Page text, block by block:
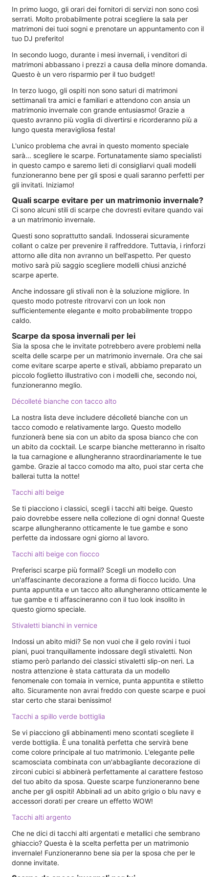
In primo luogo, gli orari dei fornitori di servizi non sono così
serrati. Molto probabilmente potrai scegliere la sala per
matrimoni dei tuoi sogni e prenotare un appuntamento con il
tuo DJ preferito!
In secondo luogo, durante i mesi invernali, i venditori di
matrimoni abbassano i prezzi a causa della minore domanda.
Questo è un vero risparmio per il tuo budget!
In terzo luogo, gli ospiti non sono saturi di matrimoni
settimanali tra amici e familiari e attendono con ansia un
matrimonio invernale con grande entusiasmo! Grazie a
questo avranno più voglia di divertirsi e ricorderanno più a
lungo questa meravigliosa festa!
L'unico problema che avrai in questo momento speciale
sarà... scegliere le scarpe. Fortunatamente siamo specialisti
in questo campo e saremo lieti di consigliarvi quali modelli
funzioneranno bene per gli sposi e quali saranno perfetti per
gli invitati. Iniziamo!
Quali scarpe evitare per un matrimonio invernale?
Ci sono alcuni stili di scarpe che dovresti evitare quando vai
a un matrimonio invernale.
Questi sono soprattutto sandali. Indosserai sicuramente
collant o calze per prevenire il raffreddore. Tuttavia, i rinforzi
attorno alle dita non avranno un bell'aspetto. Per questo
motivo sarà più saggio scegliere modelli chiusi anziché
scarpe aperte.
Anche indossare gli stivali non è la soluzione migliore. In
questo modo potreste ritrovarvi con un look non
sufficientemente elegante e molto probabilmente troppo
caldo.
Scarpe da sposa invernali per lei
Sia la sposa che le invitate potrebbero avere problemi nella
scelta delle scarpe per un matrimonio invernale. Ora che sai
come evitare scarpe aperte e stivali, abbiamo preparato un
piccolo foglietto illustrativo con i modelli che, secondo noi,
funzioneranno meglio.
Décolleté bianche con tacco alto
La nostra lista deve includere décolleté bianche con un
tacco comodo e relativamente largo. Questo modello
funzionerà bene sia con un abito da sposa bianco che con
un abito da cocktail. Le scarpe bianche metteranno in risalto
la tua carnagione e allungheranno straordinariamente le tue
gambe. Grazie al tacco comodo ma alto, puoi star certa che
ballerai tutta la notte!
Tacchi alti beige
Se ti piacciono i classici, scegli i tacchi alti beige. Questo
paio dovrebbe essere nella collezione di ogni donna! Queste
scarpe allungheranno otticamente le tue gambe e sono
perfette da indossare ogni giorno al lavoro.
Tacchi alti beige con fiocco
Preferisci scarpe più formali? Scegli un modello con
un'affascinante decorazione a forma di fiocco lucido. Una
punta appuntita e un tacco alto allungheranno otticamente le
tue gambe e ti affascineranno con il tuo look insolito in
questo giorno speciale.
Stivaletti bianchi in vernice
Indossi un abito midi? Se non vuoi che il gelo rovini i tuoi
piani, puoi tranquillamente indossare degli stivaletti. Non
stiamo però parlando dei classici stivaletti slip-on neri. La
nostra attenzione è stata catturata da un modello
fenomenale con tomaia in vernice, punta appuntita e stiletto
alto. Sicuramente non avrai freddo con queste scarpe e puoi
star certo che starai benissimo!
Tacchi a spillo verde bottiglia
Se vi piacciono gli abbinamenti meno scontati scegliete il
verde bottiglia. È una tonalità perfetta che servirà bene
come colore principale al tuo matrimonio. L'elegante pelle
scamosciata combinata con un'abbagliante decorazione di
zirconi cubici si abbinerà perfettamente al carattere festoso
del tuo abito da sposa. Queste scarpe funzioneranno bene
anche per gli ospiti! Abbinali ad un abito grigio o blu navy e
accessori dorati per creare un effetto WOW!
Tacchi alti argento
Che ne dici di tacchi alti argentati e metallici che sembrano
ghiaccio? Questa è la scelta perfetta per un matrimonio
invernale! Funzioneranno bene sia per la sposa che per le
donne invitate.